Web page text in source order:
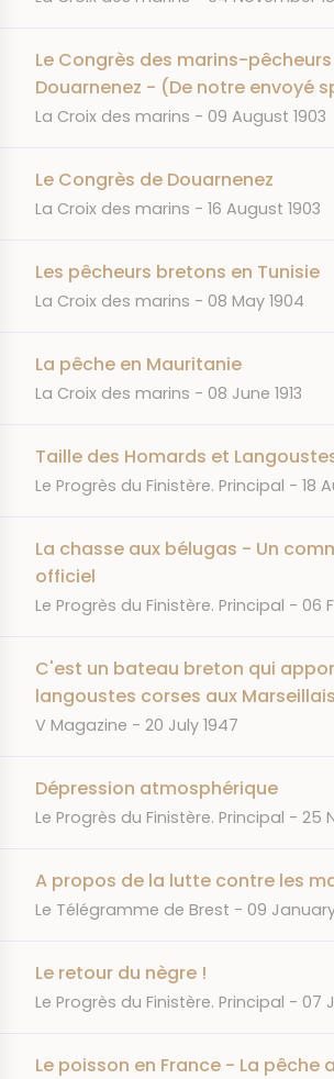
Le Congrès des marins-
Douarnenez - (De notre envoyé
JOURNAL
La Croix des marins DATE
09 August 1903
Le Congrès de Douarnenez
JOURNAL
La Croix des marins DATE
16 August 1903
Les pêcheurs bretons en Tunisie
JOURNAL
La Croix des marins DATE
08 May 1904
La pêche en Mauritanie
JOURNAL
La Croix des marins DATE
08 June 1913
Taille des Homards et
JOURNAL
Le Progrès du Finistère. Principal DATE
18
La chasse aux bélugas - Un
officiel
JOURNAL
Le Progrès du Finistère. Principal 06
C'est un bateau breton qui
langoustes corses aux Marseillais
JOURNAL
V Magazine DATE
20 July 1947
Dépression atmosphérique
JOURNAL
Le Progrès du Finistère. Principal 25
A propos de la lutte contre les
JOURNAL
Le Télégramme de Brest DATE
09
Le retour du nègre !
JOURNAL
Le Progrès du Finistère. Principal 07
Le poisson en France - La pêche